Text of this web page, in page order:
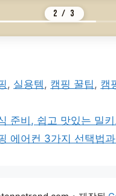
2 / 3
, 실용템 , 캠핑 꿀팁 , 캠
준비, 쉽고 맛있는 밀
에어컨 3가지 선택법